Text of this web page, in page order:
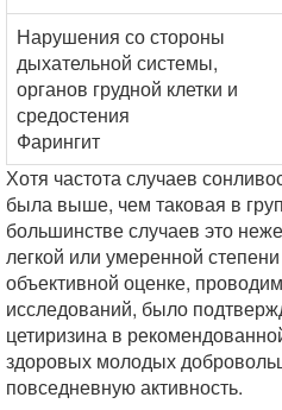
Нарушения со стороны
дыхательной системы,
органов грудной клетки и
средостения
Фарингит
Хотя частота случаев
была выше, чем таковая в
большинстве случаев это
легкой или умеренной
объективной оценке,
исследований, было
цетиризина в
здоровых молодых
повседневную активность.